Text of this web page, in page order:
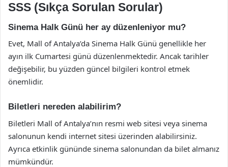
SSS (Sıkça Sorulan Sorular)
Sinema Halk Günü her ay düzenleniyor mu?
Evet, Mall of Antalya’da Sinema Halk Günü genellikle her
ayın ilk Cumartesi günü düzenlenmektedir. Ancak tarihler
değişebilir, bu yüzden güncel bilgileri kontrol etmek
önemlidir.
Biletleri nereden alabilirim?
Biletleri Mall of Antalya’nın resmi web sitesi veya sinema
salonunun kendi internet sitesi üzerinden alabilirsiniz.
Ayrıca etkinlik gününde sinema salonundan da bilet almanız
mümkündür.